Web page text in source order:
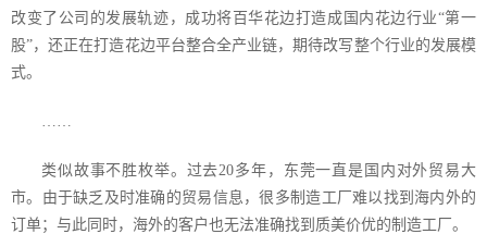
改变了公司的发展轨迹，成功将百华花边打造成国内花边行业“第一
股”，还正在打造花边平台整合全产业链，期待改写整个行业的发展模
式。
……
类似故事不胜枚举。过去20多年，东莞一直是国内对外贸易大
市。由于缺乏及时准确的贸易信息，很多制造工厂难以找到海内外的
订单；与此同时，海外的客户也无法准确找到质美价优的制造工厂。